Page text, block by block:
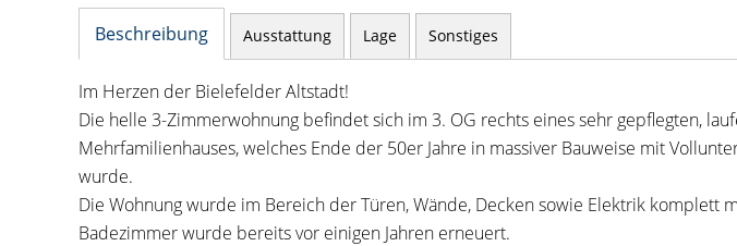
Beschreibung Ausstattung Lage Sonstiges
Im Herzen der Bielefelder Altstadt!
Die helle 3-Zimmerwohnung befindet sich im 3. OG rechts eines sehr gepflegten,
Mehrfamilienhauses, welches Ende der 50er Jahre in massiver Bauweise mit
wurde.
Die Wohnung wurde im Bereich der Türen, Wände, Decken sowie Elektrik komplett
Badezimmer wurde bereits vor einigen Jahren erneuert.